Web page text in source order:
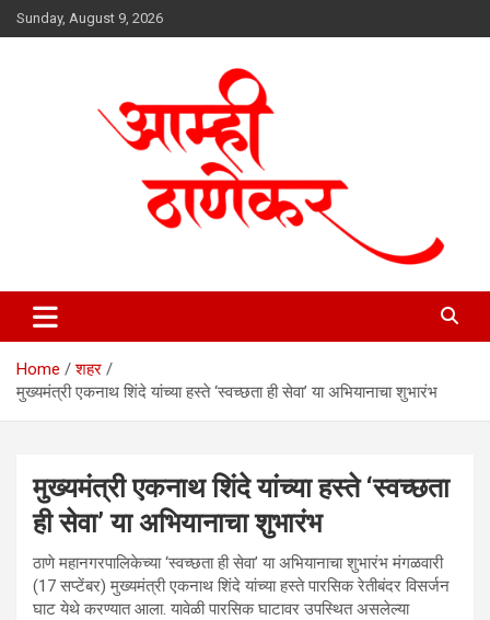
Skip
to
Sunday, August 9, 2026
aamhithanekar.com
Home
शहर
मुख्यमंत्री एकनाथ शिंदे यांच्या हस्ते ‘स्वच्छता ही सेवा’ या अभियानाचा शुभारंभ
मुख्यमंत्री एकनाथ शिंदे यांच्या हस्ते ‘स्वच्छता
ही सेवा’ या अभियानाचा शुभारंभ
ठाणे महानगरपालिकेच्या ‘स्वच्छता ही सेवा’ या अभियानाचा शुभारंभ मंगळवारी
(17 सप्टेंबर) मुख्यमंत्री एकनाथ शिंदे यांच्या हस्ते पारसिक रेतीबंदर विसर्जन
घाट येथे करण्यात आला. यावेळी पारसिक घाटावर उपस्थित असलेल्या